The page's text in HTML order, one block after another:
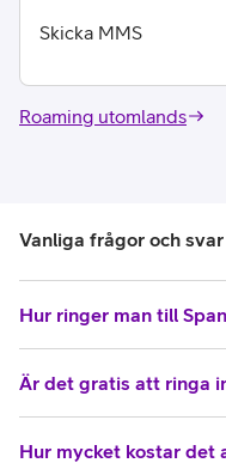
Skicka MMS
Roaming utomlands
Vanliga frågor och svar
Hur ringer man till
Är det gratis att ringa
Hur mycket kostar det